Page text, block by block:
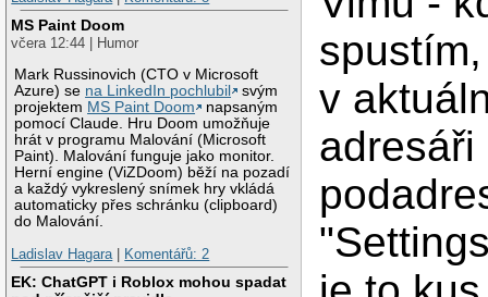
MS Paint Doom
včera 12:44 | Humor
Mark Russinovich (CTO v Microsoft
Azure) se na LinkedIn pochlubil
svým
projektem MS Paint Doom
napsaným
pomocí Claude. Hru Doom umožňuje
hrát v programu Malování (Microsoft
Paint). Malování funguje jako monitor.
Herní engine (ViZDoom) běží na pozadí
a každý vykreslený snímek hry vkládá
automaticky přes schránku (clipboard)
do Malování.
Ladislav Hagara
Komentářů: 2
EK: ChatGPT i Roblox mohou spadat
v
adresáři